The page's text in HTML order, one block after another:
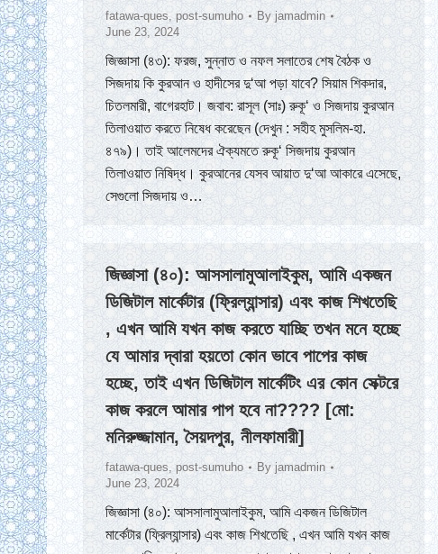
fatawa-ques, post-sumuho By jamadmin
June 23, 2024
জিজ্ঞাসা (৪৩): ফরজ, সুন্নাত ও নফল সলাতের শেষ বৈঠক ও
সিজদায় কি কুরআন ও হাদীসের দু‘আ পড়া যাবে? সিয়াম শিকদার,
চিতলমারী, বাগেরহাট। জবাব: রাসূল (সাঃ) রুকূ‘ ও সিজদায় কুরআন
তিলাওয়াত করতে নিষেধ করেছেন (দেখুন : সহীহ মুসলিম-হা.
৪৭৯)। তাই আলেমদের ঐক্যমতে রুকূ‘ সিজদায় কুরআন
তিলাওয়াত নিষিদ্ধ। কুরআনের যেসব আয়াত দু‘আ আকারে এসেছে,
সেগুলো সিজদায় ও…
জিজ্ঞাসা (৪০): আসসালামুআলাইকুম, আমি একজন
ডিজিটাল মার্কেটার (ফ্রিল্যান্সার) এবং কাজ শিখতেছি
, এখন আমি যখন কাজ করতে যাচ্ছি তখন মনে হচ্ছে
যে আমার দ্বারা হয়তো কোন ভাবে পাপের কাজ
হচ্ছে, তাই এখন ডিজিটাল মার্কেটিং এর কোন সেক্টরে
কাজ করলে আমার পাপ হবে না???? [মো:
মনিরুজ্জামান, সৈয়দপুর, নীলফামারী]
fatawa-ques, post-sumuho By jamadmin
June 23, 2024
জিজ্ঞাসা (৪০): আসসালামুআলাইকুম, আমি একজন ডিজিটাল
মার্কেটার (ফ্রিল্যান্সার) এবং কাজ শিখতেছি , এখন আমি যখন কাজ